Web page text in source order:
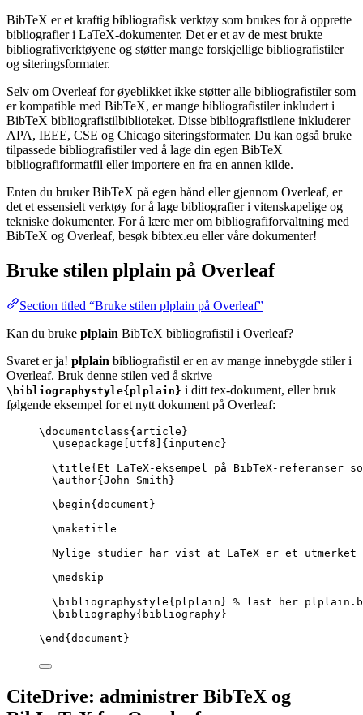
BibTeX er et kraftig bibliografisk verktøy som brukes for å opprette
bibliografier i LaTeX-dokumenter. Det er et av de mest brukte
bibliografiverktøyene og støtter mange forskjellige bibliografistiler
og siteringsformater.
Selv om Overleaf for øyeblikket ikke støtter alle bibliografistiler som
er kompatible med BibTeX, er mange bibliografistiler inkludert i
BibTeX bibliografistilbiblioteket. Disse bibliografistilene inkluderer
APA, IEEE, CSE og Chicago siteringsformater. Du kan også bruke
tilpassede bibliografistiler ved å lage din egen BibTeX
bibliografiformatfil eller importere en fra en annen kilde.
Enten du bruker BibTeX på egen hånd eller gjennom Overleaf, er
det et essensielt verktøy for å lage bibliografier i vitenskapelige og
tekniske dokumenter. For å lære mer om bibliografiforvaltning med
BibTeX og Overleaf, besøk bibtex.eu eller våre dokumenter!
Bruke stilen plplain på Overleaf
Section titled “Bruke stilen plplain på Overleaf”
Kan du bruke plplain BibTeX bibliografistil i Overleaf?
Svaret er ja! plplain bibliografistil er en av mange innebygde stiler i
Overleaf. Bruk denne stilen ved å skrive
\bibliographystyle{plplain} i ditt tex-dokument, eller bruk
følgende eksempel for et nytt dokument på Overleaf:
\documentclass{ article }
\usepackage
utf8 ]{ inputenc }
\title{Et LaTeX-eksempel på BibTeX-
\author{John Smith}
\begin{ document }
\maketitle
Nylige studier har vist at LaTeX er et utmerket
\medskip
\bibliographystyle{plplain} % last her
\bibliography{bibliography}
\end { document }
CiteDrive: administrer BibTeX og